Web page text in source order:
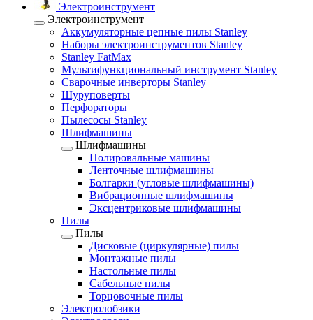
Электроинструмент
Электроинструмент
Аккумуляторные цепные пилы Stanley
Наборы электроинструментов Stanley
Stanley FatMax
Мультифункциональный инструмент Stanley
Сварочные инверторы Stanley
Шуруповерты
Перфораторы
Пылесосы Stanley
Шлифмашины
Шлифмашины
Полировальные машины
Ленточные шлифмашины
Болгарки (угловые шлифмашины)
Вибрационные шлифмашины
Эксцентриковые шлифмашины
Пилы
Пилы
Дисковые (циркулярные) пилы
Монтажные пилы
Настольные пилы
Сабельные пилы
Торцовочные пилы
Электролобзики